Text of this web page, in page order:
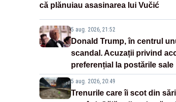
că plănuiau asasinarea lui Vučić
5 aug. 2026, 21:52
Donald Trump, în centrul
scandal. Acuzații privind
preferențial la postările sale
5 aug. 2026, 20:49
Trenurile care îi scot din